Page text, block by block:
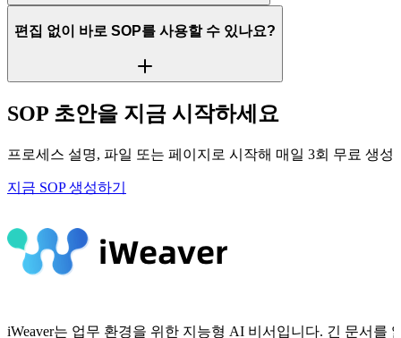
편집 없이 바로 SOP를 사용할 수 있나요?
SOP 초안을 지금 시작하세요
프로세스 설명, 파일 또는 페이지로 시작해 매일 3회 무료 생성
지금 SOP 생성하기
iWeaver는 업무 환경을 위한 지능형 AI 비서입니다. 긴 문서